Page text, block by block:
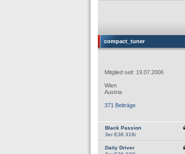
compact_tuner
Mitglied seit: 19.07.2006
Wien
Austria
371 Beiträge
Black Passion
3er E36 316i
Daily Driver